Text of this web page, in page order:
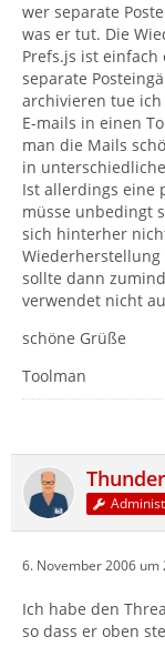
wer separate
was er tut. Die
Prefs.js ist
separate
archivieren tue
E-mails in einen
man die Mails
in
Ist allerdings eine
müsse unbedingt
sich hinterher
sollte dann
verwendet nicht
schöne Grüße
Toolman
Thunder
6. November 2006 um
Ich habe den
so dass er oben